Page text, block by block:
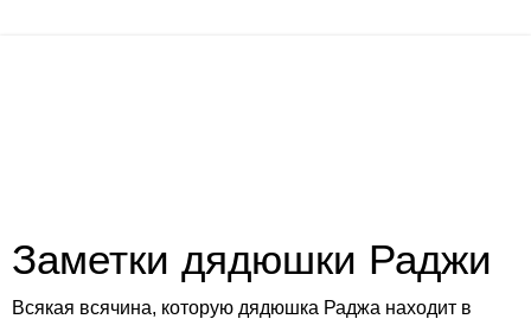
Заметки дядюшки Раджи
Всякая всячина, которую дядюшка Раджа находит в